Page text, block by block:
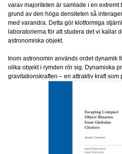
varav majoriteten är samlade i en extremt
grund av den höga densiteten så
med varandra. Detta gör klotformiga
laboratorierna för att studera det vi kallar
astronomiska objekt.
Inom astronomin används ordet dynamik
olika objekt i rymden rör sig. Dynamiska
gravitationskraften – en attraktiv kraft som